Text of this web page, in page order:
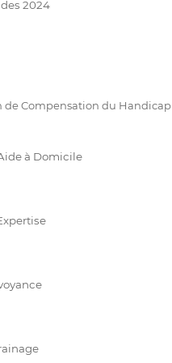
2024
de Compensation du Handicap
à Domicile